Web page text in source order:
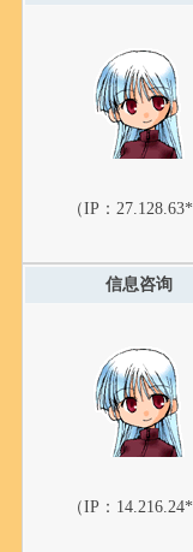
（IP： 27.128.63*
信息咨询
（IP： 14.216.24*